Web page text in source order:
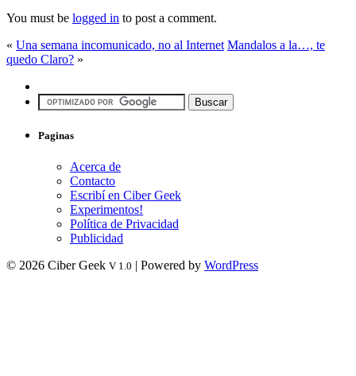
You must be logged in to post a comment.
« Una semana incomunicado, no al Internet Mandalos a la…, te
quedo Claro? »
Paginas
Acerca de
Contacto
Escribí en Ciber Geek
Experimentos!
Política de Privacidad
Publicidad
© 2026 Ciber Geek V 1.0 | Powered by WordPress